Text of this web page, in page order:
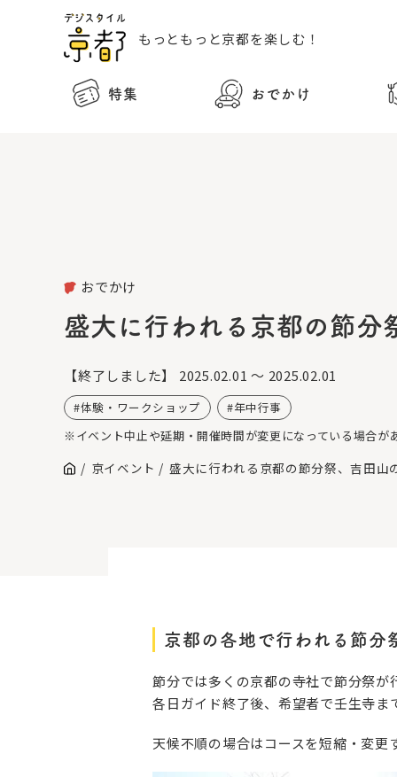
もっともっと京都を楽しむ！
特集 おでかけ
おでかけ
盛大に行われる京都の節分
【終了しました】 2025.02.01 ～ 2025.02.01
体験・ワークショップ
年中行事
※イベント中止や延期・開催時間が変更になっている場合
京イベント 盛大に行われる京都の節分祭、吉田山
京都の各地で行われる節分
節分では多くの京都の寺社で節分祭
各日ガイド終了後、希望者で壬生寺
天候不順の場合はコースを短縮・変更